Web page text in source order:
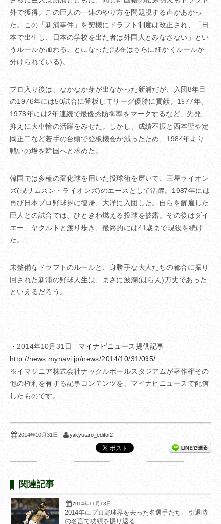
外で獲得。この巨人の一連のやり方を問題視する声があがっ
た。この「新浦事件」を契機にドラフト制度は改正され、「日
本で出生し、日本の学校を出た者は外国人とみなさない」とい
うルールが加わることになった(現在はさらに細かくルールが
分けられている)。
プロ入り後は、なかなか芽が出なかった新浦だが、入団8年目
の1976年には50試合に登板してリーグ優勝に貢献。1977年、
1978年には2年連続で最優秀防御率をマークするなど、先発、
抑えに大車輪の活躍をみせた。しかし、成績不振と西本聖や定
岡正二など若手の台頭で登板機会が減ったため、1984年より
戦いの場を韓国へと求めた。
韓国では多種の変化球を用いた投球術を磨いて、三星ライオン
ズ(現サムスン・ライオンズ)のエースとして活躍。1987年には
再び日本プロ野球界に復帰、大洋に入団した。自らを解雇した
巨人との試合では、ひときわ燃える投球を披露。その後はダイ
エー、ヤクルトと渡り歩き、最終的には41歳まで現役を続け
た。
未整備なドラフトのルールと、身勝手な大人たちの都合に振り
回された新浦の野球人生は、まさに波瀾(はらん)万丈であった
といえるだろう。
・2014年10月31日 マイナビニュース提供記事
http://news.mynavi.jp/news/2014/10/31/095/
※イマジニア株式会社ナックルボールスタジアムが著作権その
他の権利を有する記事コンテンツを、マイナビニュースで配信
したものです。
2014年10月31日 yakyutaro_editor2
関連記事
2014年11月13日
2014年にプロ野球界を去った名選手たち – 引退時
の名言で功績を振り返る